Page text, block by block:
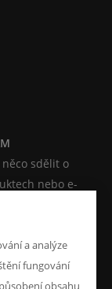
sdělit o
nebo e-
a analýze
fungování
obsahu